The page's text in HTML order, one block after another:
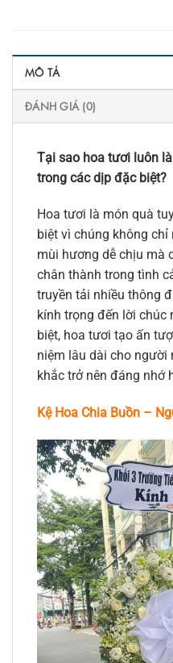
MÔ TẢ
ĐÁNH GIÁ (0)
Tại sao hoa tươi luôn
trong các dịp đặc biệt?
Hoa tươi là món quà
biệt vì chúng không
mùi hương dễ chịu mà
chân thành trong tình
truyền tải nhiều thông
kính trọng đến lời
biệt, hoa tươi tạo ấn
niệm lâu dài cho người
khắc trở nên đáng nhớ
Kệ Hoa Chia Buồn –